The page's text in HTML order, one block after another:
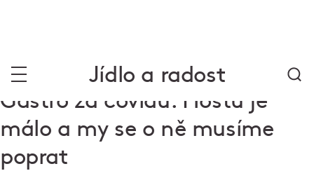
Jídlo a radost
Gastro za covidu: Hostů je
málo a my se o ně musíme
poprat